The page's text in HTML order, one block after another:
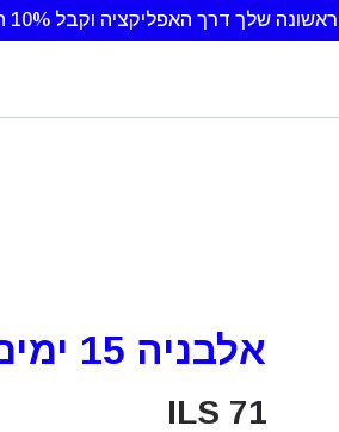
שלך דרך האפליקציה וקבל 10% הנחה.
אלבניה 15 ימים 5GB
ILS 71